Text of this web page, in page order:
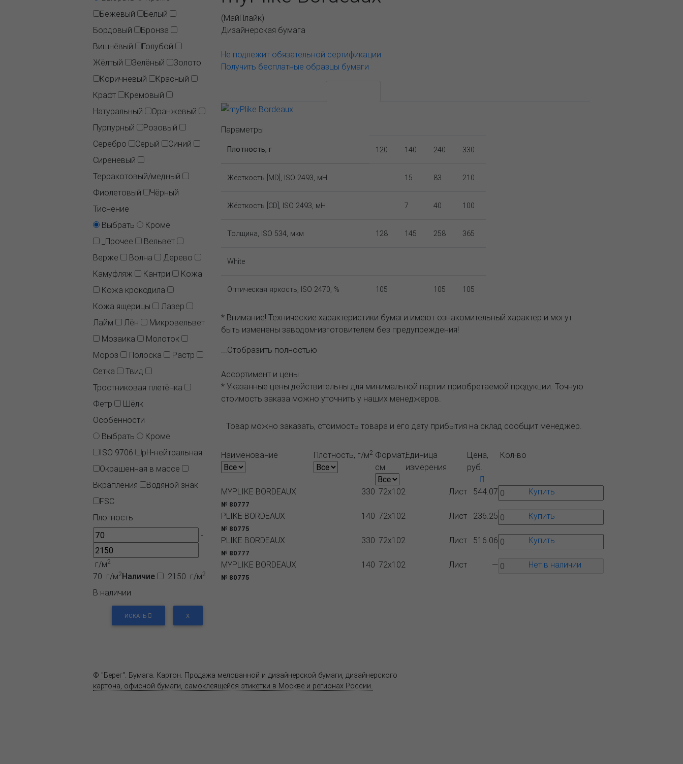
Бежевый
Белый
Бордовый
Бронза
Вишнёвый
Голубой
Жёлтый
Зелёный
Золото
Коричневый
Красный
Крафт
Кремовый
Натуральный
Оранжевый
Пурпурный
Розовый
Серебро
Серый
Синий
Сиреневый
Терракотовый/медный
Фиолетовый
Чёрный
Тиснение
Выбрать
Кроме
_Прочее
Вельвет
Верже
Волна
Дерево
Камуфляж
Кантри
Кожа
Кожа крокодила
Кожа ящерицы
Лазер
Лайм
Лён
Микровельвет
Мозаика
Молоток
Мороз
Полоска
Растр
Сетка
Твид
Тростниковая плетёнка
Фетр
Шёлк
Особенности
Выбрать
Кроме
ISO 9706
pH-нейтральная
Окрашенная в массе
Вкрапления
Водяной знак
FSC
Плотность
-
г/м2
2150 г/м2
70 г/м2Наличие
В наличии
ИСКАТЬ X
(МайПлайк)
Дизайнерская бумага
Не подлежит обязательной сертификации
Получить бесплатные образцы бумаги
Параметры
Плотность, г 120 140 240 330
Жёсткость [MD], ISO 2493, мН 15 83 210
Жёсткость [CD], ISO 2493, мН 7 40 100
Толщина, ISO 534, мкм 128 145 258 365
White
Оптическая яркость, ISO 2470, % 105 105 105
* Внимание! Технические характеристики бумаги имеют ознакомительный характер и могут
быть изменены заводом-изготовителем без предупреждения!
...Отобразить полностью
Ассортимент и цены
* Указанные цены действительны для минимальной партии приобретаемой продукции. Точную
стоимость заказа можно уточнить у наших менеджеров.
Товар можно заказать, стоимость товара и его дату прибытия на склад сообщит менеджер.
Наименование Плотность, г/м2 Формат,
см
Единица
измерения
Цена,
руб.
Кол-во
MYPLIKE BORDEAUX
№ 80777
330 72x102 Лист 544.07 Купить
PLIKE BORDEAUX
№ 80775
140 72x102 Лист 236.25 Купить
PLIKE BORDEAUX
№ 80777
330 72x102 Лист 516.06 Купить
MYPLIKE BORDEAUX
№ 80775
140 72x102 Лист — Нет в наличии
© "Берег". Бумага. Картон. Продажа мелованной и дизайнерской бумаги, дизайнерского
картона, офисной бумаги, самоклеящейся этикетки в Москве и регионах России.